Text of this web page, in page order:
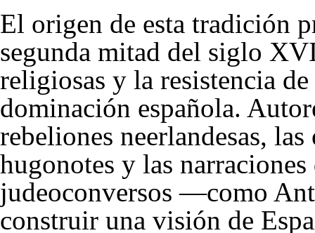
El origen de esta tradición
segunda mitad del siglo
religiosas y la resistencia
dominación española.
rebeliones neerlandesas,
hugonotes y las
judeoconversos —como
construir una visión de